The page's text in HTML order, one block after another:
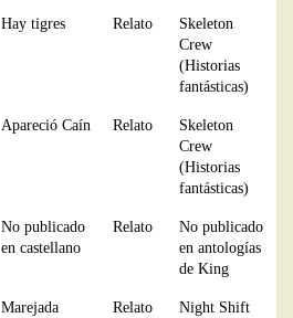
Hay tigres Relato
Skeleton
Crew
(Historias
fantásticas)
Apareció Caín Relato
Skeleton
Crew
(Historias
fantásticas)
No publicado
en castellano
Relato
No publicado
en antologías
de King
Marejada Relato Night Shift